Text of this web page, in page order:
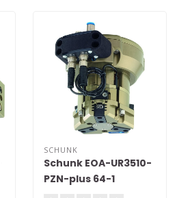
SCHUNK
Schunk EOA-UR3510-
PZN-plus 64-1